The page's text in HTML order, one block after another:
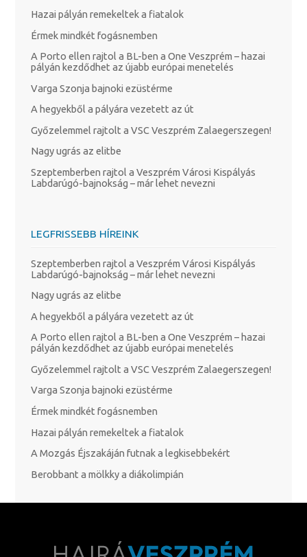
Hazai pályán remekeltek a fiatalok
Érmek mindkét fogásnemben
A Porto ellen rajtol a BL-ben a One Veszprém – hazai
pályán kezdődhet az újabb európai menetelés
Varga Szonja bajnoki ezüstérme
A hegyekből a pályára vezetett az út
Győzelemmel rajtolt a VSC Veszprém Zalaegerszegen!
Nagy ugrás az elitbe
Szeptemberben rajtol a Veszprém Városi Kispályás
Labdarúgó-bajnokság – már lehet nevezni
LEGFRISSEBB HÍREINK
Szeptemberben rajtol a Veszprém Városi Kispályás
Labdarúgó-bajnokság – már lehet nevezni
Nagy ugrás az elitbe
A hegyekből a pályára vezetett az út
A Porto ellen rajtol a BL-ben a One Veszprém – hazai
pályán kezdődhet az újabb európai menetelés
Győzelemmel rajtolt a VSC Veszprém Zalaegerszegen!
Varga Szonja bajnoki ezüstérme
Érmek mindkét fogásnemben
Hazai pályán remekeltek a fiatalok
A Mozgás Éjszakáján futnak a legkisebbekért
Berobbant a mölkky a diákolimpián